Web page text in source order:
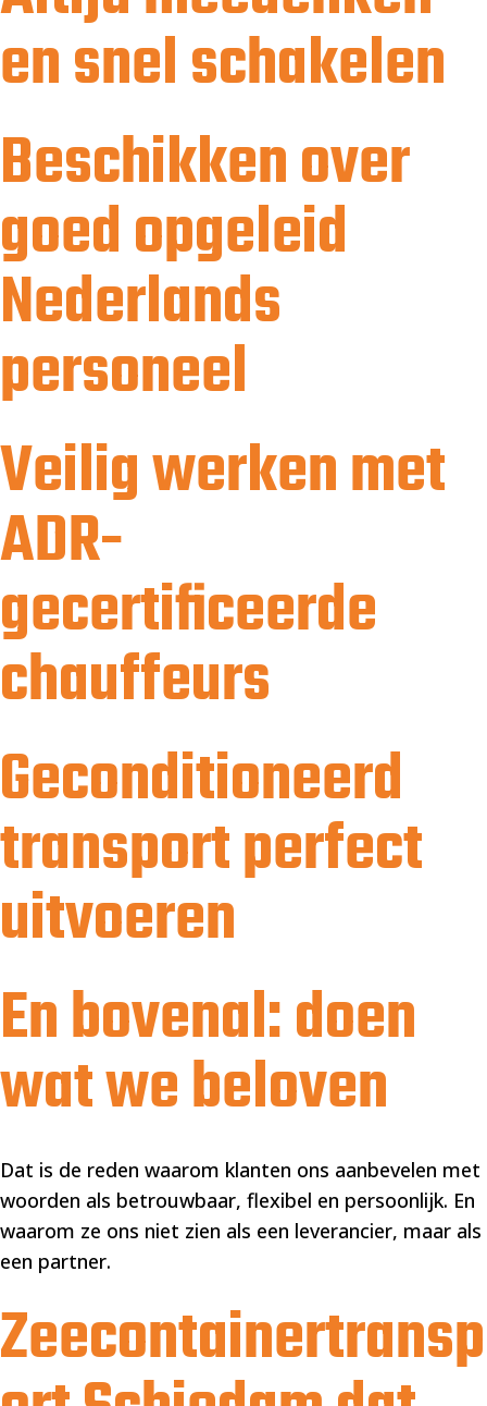
en snel schakelen
Beschikken over
goed opgeleid
Nederlands
personeel
Veilig werken met
ADR-
gecertificeerde
chauffeurs
Geconditioneerd
transport perfect
uitvoeren
En bovenal: doen
wat we beloven
Dat is de reden waarom klanten ons aanbevelen met
woorden als betrouwbaar, flexibel en persoonlijk. En
waarom ze ons niet zien als een leverancier, maar als
een partner.
Zeecontainertransp